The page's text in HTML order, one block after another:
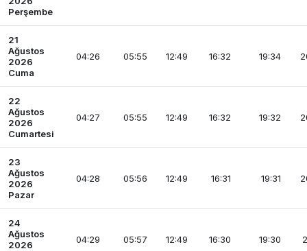
Perşembe
21
Ağustos
2026
Cuma
04:26 05:55 12:49 16:32 19:34
22
Ağustos
2026
Cumartesi
04:27 05:55 12:49 16:32 19:32
23
Ağustos
2026
Pazar
04:28 05:56 12:49 16:31 19:31
24
Ağustos
2026
04:29 05:57 12:49 16:30 19:30